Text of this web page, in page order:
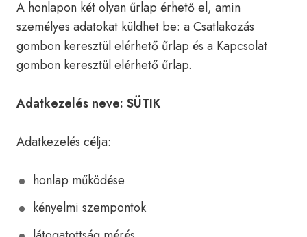
A honlapon két olyan űrlap érhető el, amin
személyes adatokat küldhet be: a Csatlakozás
gombon keresztül elérhető űrlap és a Kapcsolat
gombon keresztül elérhető űrlap.
Adatkezelés neve: SÜTIK
Adatkezelés célja:
honlap működése
kényelmi szempontok